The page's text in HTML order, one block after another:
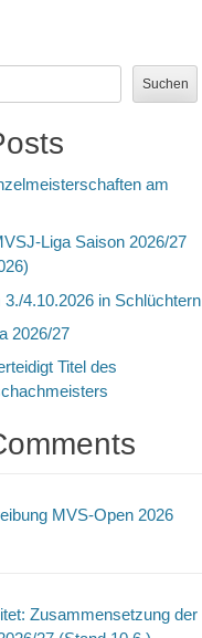
Suchen
am
Liga Saison 2026/27
4.10.2026 in Schlüchtern
2026/27
Titel des
MVS-Open 2026
Zusammensetzung der